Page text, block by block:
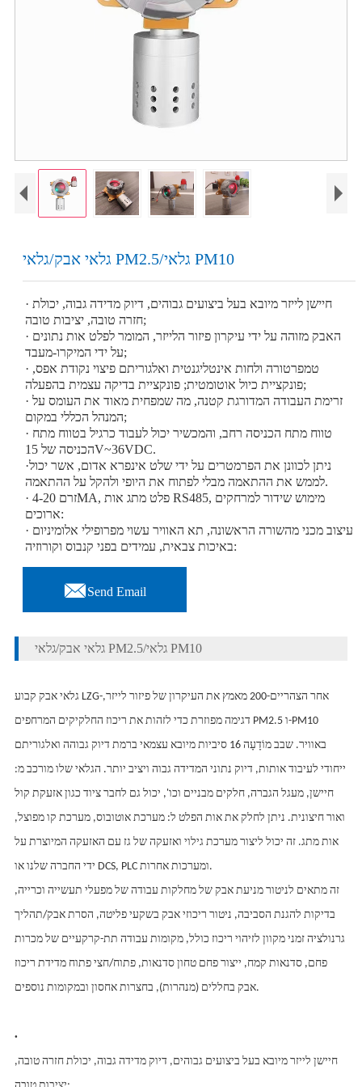
גלאי אבק/גלאי PM2.5/גלאי PM10
· חיישן לייזר מיובא בעל ביצועים גבוהים, דיוק מדידה גבוה, יכולת
חזרה טובה, יציבות טובה;
· האבק מזוהה על ידי עיקרון פיזור הלייזר, המומר לפלט אות נתונים
על ידי המיקרו-מעבד;
· טמפרטורה ולחות אינטליגנטית ואלגוריתם פיצוי נקודת אפס,
פונקציית כיול אוטומטית; פונקציית בדיקה עצמית בהפעלה;
· זרימת העבודה המדורגת קטנה, מה שמפחית מאוד את העומס על
המנהל הכללי במקום;
· טווח מתח הכניסה רחב, והמכשיר יכול לעבוד כרגיל בטווח מתח
הכניסה של 15V~36VDC.
·ניתן לכוונן את הפרמטרים על ידי שלט אינפרא אדום, אשר יכול
לממש את ההתאמה מבלי לפתוח את היופי ולהקל על ההתאמה.
· זרם 4-20MA, פלט מתג אות RS485, מימוש שידור למרחקים
ארוכים:
· עיצוב מכני מהשורה הראשונה, תא האוויר עשוי מפרופילי אלומיניום
באיכות צבאית, עמידים בפני קנבוס וקורוזיה:
Send Email
גלאי אבק/גלאי PM2.5/גלאי PM10
גלאי אבק קבוע LZG-אחר הצהריים-200 מאמץ את העיקרון של פיזור לייזר,
דגימה מפוזרת כדי לזהות את ריכוז החלקיקים המרחפים PM2.5 ו-PM10
באוויר. שבב מוֹדָעָה 16 סיביות מיובא עצמאי ברמת דיוק גבוהה ואלגוריתם
ייחודי לעיבוד אותות, דיוק נתוני המדידה גבוה ויציב יותר. הגלאי שלו מורכב מ:
חיישן, מעגל הגברה, חלקים מבניים וכו', יכול גם לחבר ציוד כגון אזעקת קול
ואור חיצונית. ניתן לחלק את אות הפלט ל: מערכת אוטובוס, מערכת קו מפוצל,
אות מתג. זה יכול ליצור מערכת גילוי ואזעקה של גז עם האזעקה המיוצרת על
ידי החברה שלנו או DCS, PLC ומערכות אחרות.
זה מתאים לניטור מניעת אבק של מחלקות עבודה של מפעלי תעשייה וכרייה,
בדיקות להגנת הסביבה, ניטור ריכוזי אבק בשקעי פליטה, הסרת אבק/תהליך
גרנולציה זמני מקוון לזיהוי ריכוז כולל, מקומות עבודה תת-קרקעיים של מכרות
פחם, סדנאות קמח, ייצור פחם טחון סדנאות, פתוח/חצי פתוח מדידת ריכוז
אבק בחללים (מנהרות), בחצרות אחסון ובמקומות נוספים.
·
חיישן לייזר מיובא בעל ביצועים גבוהים, דיוק מדידה גבוה, יכולת חזרה טובה,